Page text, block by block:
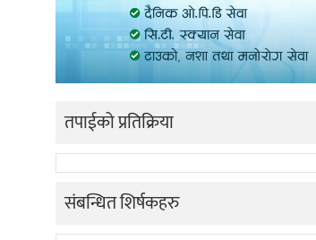
तपाईको प्रतिक्रिया
संबन्धित शिर्षकहरु